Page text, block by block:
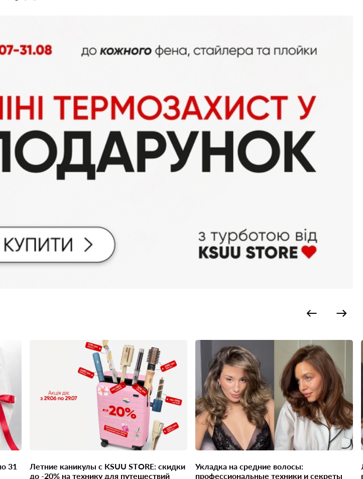
Летние каникулы с KSUU STORE: скидки
до -20% на технику для путешествий
Укладка на средние волосы:
профессиональные техники и секреты
Локоны